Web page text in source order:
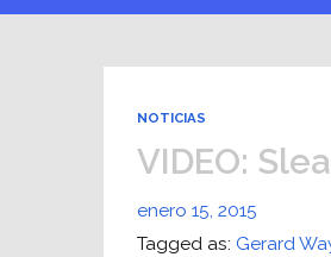
NOTICIAS
VIDEO:
enero 15, 2015
Tagged as: Gerard